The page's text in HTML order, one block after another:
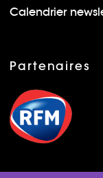
Calendrier
Partenaires